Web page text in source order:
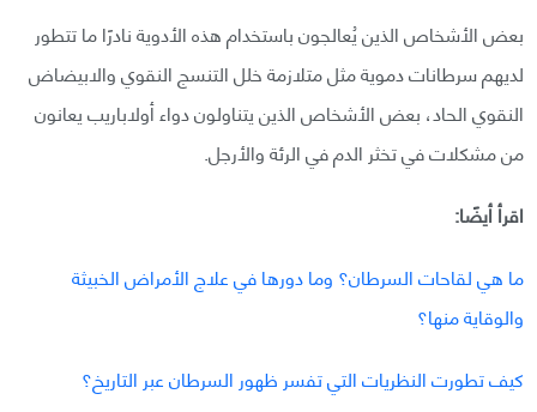
بعض الأشخاص الذين يُعالجون باستخدام هذه الأدوية نادرًا ما تتطور
لديهم سرطانات دموية مثل متلازمة خلل التنسج النقوي والابيضاض
النقوي الحاد، بعض الأشخاص الذين يتناولون دواء أولاباريب يعانون
من مشكلات في تخثر الدم في الرئة والأرجل.
اقرأ أيضًا:
ما هي لقاحات السرطان؟ وما دورها في علاج الأمراض الخبيثة
والوقاية منها؟
كيف تطورت النظريات التي تفسر ظهور السرطان عبر التاريخ؟